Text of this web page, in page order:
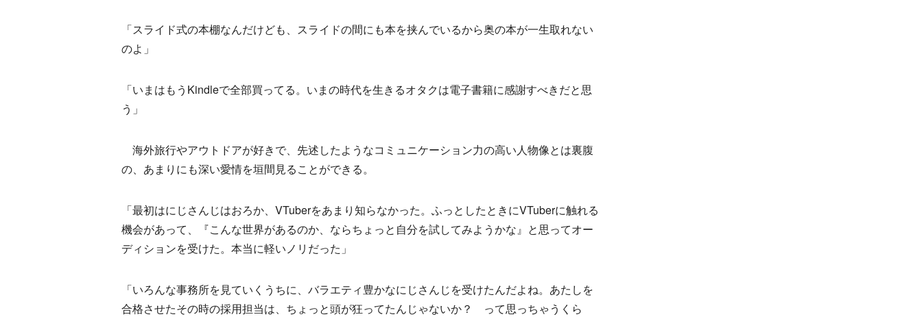
「スライド式の本棚なんだけども、スライドの間にも本を挟んでいるから奥の本が一生取れない
のよ」
「いまはもうKindleで全部買ってる。いまの時代を生きるオタクは電子書籍に感謝すべきだと思
う」
海外旅行やアウトドアが好きで、先述したようなコミュニケーション力の高い人物像とは裏腹
の、あまりにも深い愛情を垣間見ることができる。
「最初はにじさんじはおろか、VTuberをあまり知らなかった。ふっとしたときにVTuberに触れる
機会があって、『こんな世界があるのか、ならちょっと自分を試してみようかな』と思ってオー
ディションを受けた。本当に軽いノリだった」
「いろんな事務所を見ていくうちに、バラエティ豊かなにじさんじを受けたんだよね。あたしを
合格させたその時の採用担当は、ちょっと頭が狂ってたんじゃないか？ って思っちゃうくら